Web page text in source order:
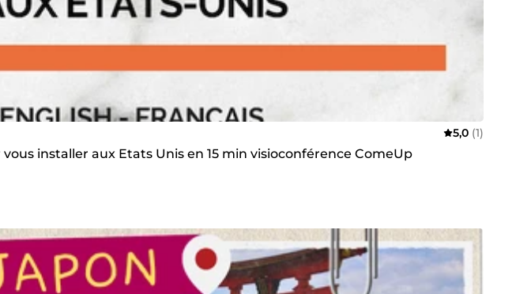
5,0 (1)
installer aux Etats Unis en 15 min visioconférence ComeUp